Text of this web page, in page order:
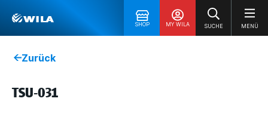
SHOP MY WILA SUCHE MENÜ
Zurück
TSU-031